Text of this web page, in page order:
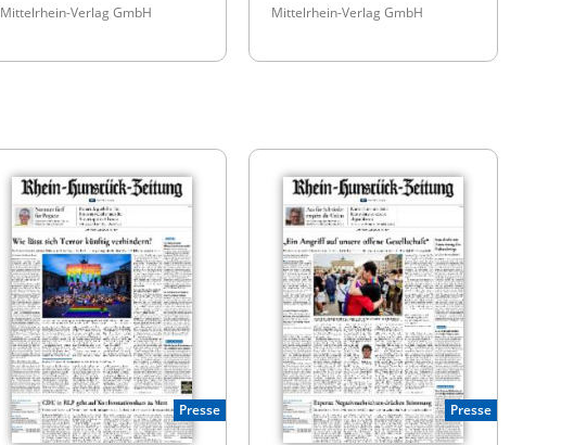
Mittelrhein-Verlag GmbH Mittelrhein-Verlag GmbH
Presse Presse